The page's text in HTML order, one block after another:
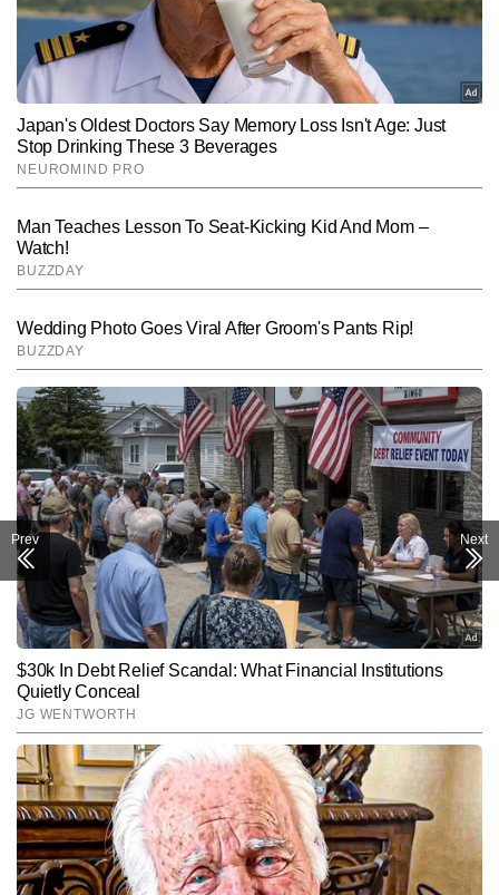
Prev Next